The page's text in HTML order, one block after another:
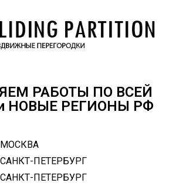
РАБОТЫ ПО ВСЕЙ
НОВЫЕ РЕГИОНЫ РФ
ПЕТЕРБУРГ
ПЕТЕРБУРГ